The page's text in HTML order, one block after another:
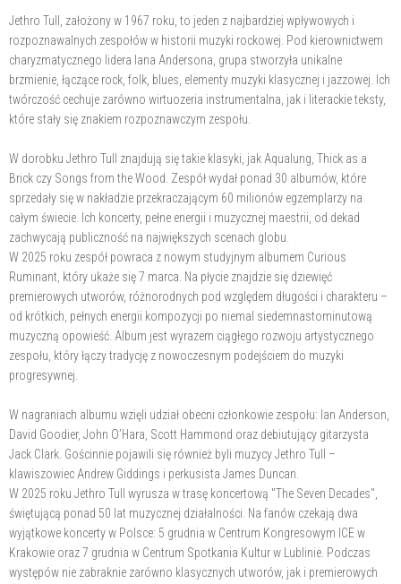
Jethro Tull, założony w 1967 roku, to jeden z najbardziej wpływowych i
rozpoznawalnych zespołów w historii muzyki rockowej. Pod kierownictwem
charyzmatycznego lidera Iana Andersona, grupa stworzyła unikalne
brzmienie, łączące rock, folk, blues, elementy muzyki klasycznej i jazzowej. Ich
twórczość cechuje zarówno wirtuozeria instrumentalna, jak i literackie teksty,
które stały się znakiem rozpoznawczym zespołu.
W dorobku Jethro Tull znajdują się takie klasyki, jak Aqualung, Thick as a
Brick czy Songs from the Wood. Zespół wydał ponad 30 albumów, które
sprzedały się w nakładzie przekraczającym 60 milionów egzemplarzy na
całym świecie. Ich koncerty, pełne energii i muzycznej maestrii, od dekad
zachwycają publiczność na największych scenach globu.
W 2025 roku zespół powraca z nowym studyjnym albumem Curious
Ruminant, który ukaże się 7 marca. Na płycie znajdzie się dziewięć
premierowych utworów, różnorodnych pod względem długości i charakteru –
od krótkich, pełnych energii kompozycji po niemal siedemnastominutową
muzyczną opowieść. Album jest wyrazem ciągłego rozwoju artystycznego
zespołu, który łączy tradycję z nowoczesnym podejściem do muzyki
progresywnej.
W nagraniach albumu wzięli udział obecni członkowie zespołu: Ian Anderson,
David Goodier, John O’Hara, Scott Hammond oraz debiutujący gitarzysta
Jack Clark. Gościnnie pojawili się również byli muzycy Jethro Tull –
klawiszowiec Andrew Giddings i perkusista James Duncan.
W 2025 roku Jethro Tull wyrusza w trasę koncertową "The Seven Decades",
świętującą ponad 50 lat muzycznej działalności. Na fanów czekają dwa
wyjątkowe koncerty w Polsce: 5 grudnia w Centrum Kongresowym ICE w
Krakowie oraz 7 grudnia w Centrum Spotkania Kultur w Lublinie. Podczas
występów nie zabraknie zarówno klasycznych utworów, jak i premierowych